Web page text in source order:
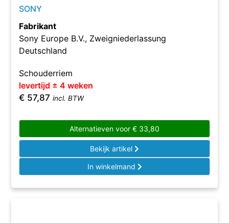
SONY
Fabrikant
Sony Europe B.V., Zweigniederlassung
Deutschland
Schouderriem
levertijd ± 4 weken
€ 57,87 incl. BTW
Alternatieven voor € 33,80
Bekijk artikel
In winkelmand